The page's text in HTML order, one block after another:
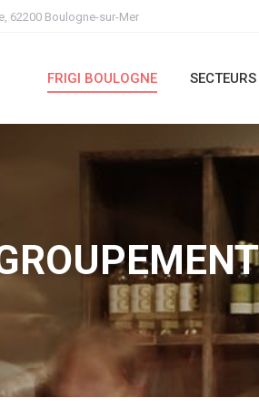
62200 Boulogne-sur-Mer
FRIGI BOULOGNE
FRIGI BOULOGNE